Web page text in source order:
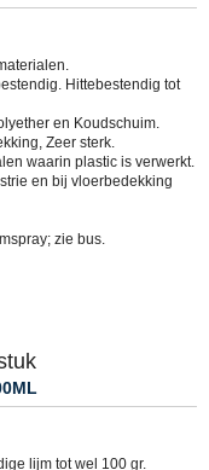
Hittebestendig tot
en Koudschuim.
Zeer sterk.
waarin plastic is verwerkt.
en bij vloerbedekking
zie bus.
lijm tot wel 100 gr.